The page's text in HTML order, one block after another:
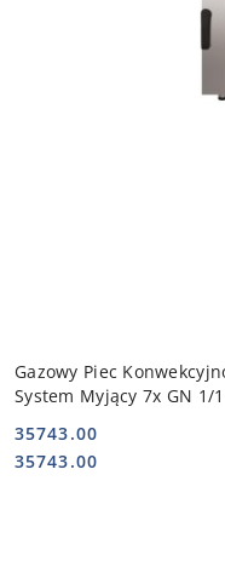
Gazowy Piec
System Myjący 7x GN 1/
Cena:
35743.00
Cena:
35743.00